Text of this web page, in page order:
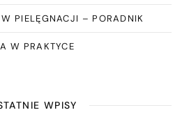
PIELĘGNACJI – PORADNIK
W PRAKTYCE
WPISY